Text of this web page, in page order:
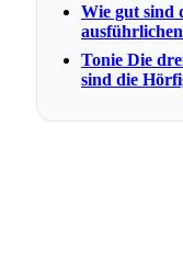
Wie gut sind
Tonie Die
sind die